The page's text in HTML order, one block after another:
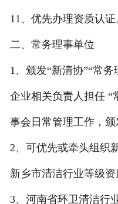
11、优先办理资质认证
二、常务理事单位
1、颁发“新清协”“常
企业相关负责人担任 “
事会日常管理工作，颁
2、可优先或牵头组织
新乡市清洁行业等级资
3、河南省环卫清洁行